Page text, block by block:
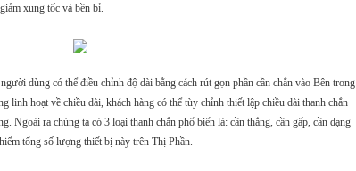
xung tốc và bền bỉ.
dùng có thể điều chỉnh độ dài bằng cách rút gọn phần cần chắn vào Bên trong
linh hoạt về chiều dài, khách hàng có thể tùy chỉnh thiết lập chiều dài thanh chắn
Ngoài ra chúng ta có 3 loại thanh chắn phổ biến là: cần thẳng, cần gấp, cần dạng
tổng số lượng thiết bị này trên Thị Phần.